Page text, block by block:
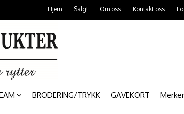
Hjem Salg! Om oss Kontakt oss
BRODERING/TRYKK GAVEKORT Merker